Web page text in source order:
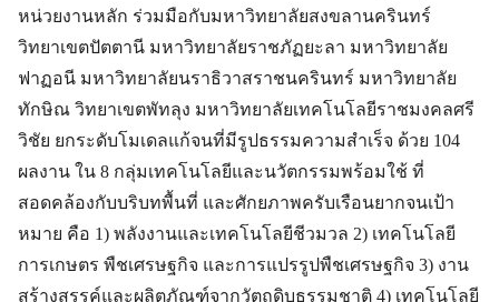
หน่วยงานหลัก ร่วมมือกับมหาวิทยาลัยสงขลานครินทร์
วิทยาเขตปัตตานี มหาวิทยาลัยราชภัฏยะลา มหาวิทยาลัย
ฟาฏอนี มหาวิทยาลัยนราธิวาสราชนครินทร์ มหาวิทยาลัย
ทักษิณ วิทยาเขตพัทลุง มหาวิทยาลัยเทคโนโลยีราชมงคลศรี
วิชัย ยกระดับโมเดลแก้จนที่มีรูปธรรมความสำเร็จ ด้วย 104
ผลงาน ใน 8 กลุ่มเทคโนโลยีและนวัตกรรมพร้อมใช้ ที่
สอดคล้องกับบริบทพื้นที่ และศักยภาพครับเรือนยากจนเป้า
หมาย คือ 1) พลังงานและเทคโนโลยีชีวมวล 2) เทคโนโลยี
การเกษตร พืชเศรษฐกิจ และการแปรรูปพืชเศรษฐกิจ 3) งาน
สร้างสรรค์และผลิตภัณฑ์จากวัตถุดิบธรรมชาติ 4) เทคโนโลยี